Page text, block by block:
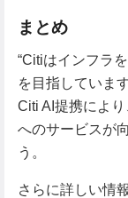
まとめ
“Citiはインフラ
を目指していま
Citi AI提携によ
へのサービスが
う。
さらに詳しい情報